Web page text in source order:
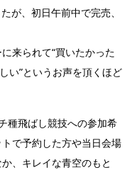
が、初日午前中で完売、
来られて“買いたかった
い”というお声を頂くほど
種飛ばし競技への参加希
で予約した方や当日会場
、キレイな青空のもと